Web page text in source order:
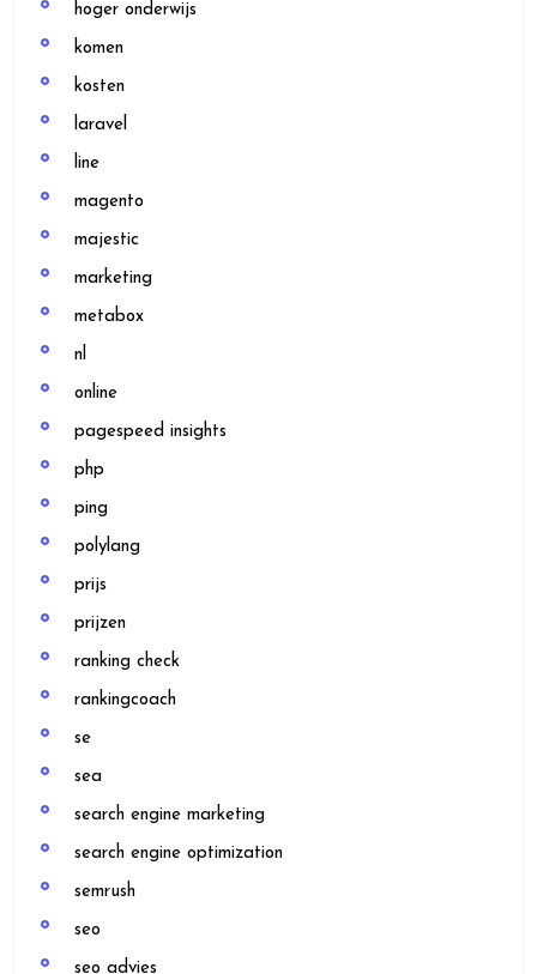
hoger onderwijs
komen
kosten
laravel
line
magento
majestic
marketing
metabox
nl
online
pagespeed insights
php
ping
polylang
prijs
prijzen
ranking check
rankingcoach
se
sea
search engine marketing
search engine optimization
semrush
seo
seo advies